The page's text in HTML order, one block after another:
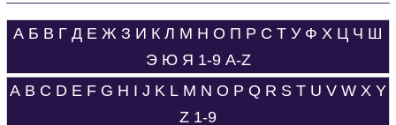
А Б В Г Д Е Ж З И К Л М Н О П Р С Т У Ф Х Ц Ч Ш
Э Ю Я 1-9 A-Z
A B C D E F G H I J K L M N O P Q R S T U V W X Y
Z 1-9